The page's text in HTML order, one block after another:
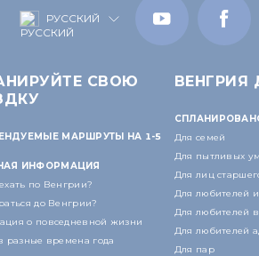
РУССКИЙ
СВОЮ
МАРШРУТЫ НА 1-5
ИНФОРМАЦИЯ
по Венгрии?
до Венгрии?
о повседневной жизни
разные времена года
ВЕНГРИЯ
Для семей
Для пытливых
Для лиц
Для любителей
Для любителей
Для любителей
Для пар